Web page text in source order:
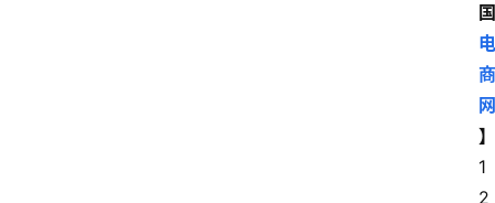
国
电
商
网
】
1
2